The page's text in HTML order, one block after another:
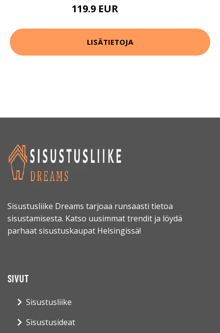
119.9 EUR
LISÄTIETOJA
Sisustusliike Dreams tarjoaa runsaasti tietoa
sisustamisesta. Katso uusimmat trendit ja löydä
parhaat sisustuskaupat Helsingissä!
SIVUT
Sisustusliike
Sisustusideat